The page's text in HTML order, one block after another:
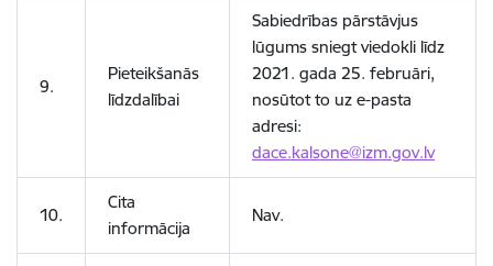
9.
Pieteikšanās
līdzdalībai
Sabiedrības pārstāvjus
lūgums sniegt viedokli līdz
2021. gada 25. februāri,
nosūtot to uz e-pasta
adresi:
dace.kalsone@izm.gov.lv
10.
Cita
informācija
Nav.